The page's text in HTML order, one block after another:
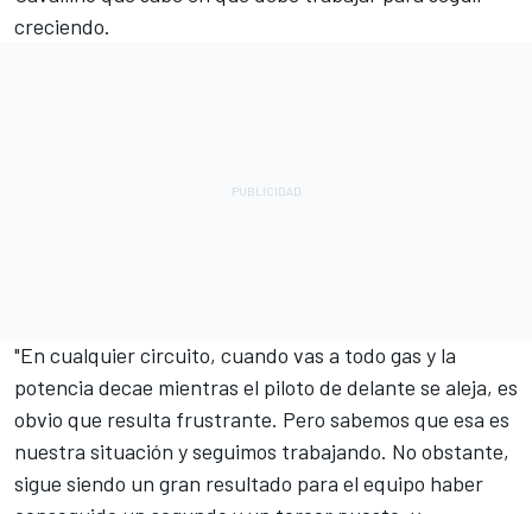
creciendo.
"En cualquier circuito, cuando vas a todo gas y la
potencia decae mientras el piloto de delante se aleja, es
obvio que resulta frustrante. Pero sabemos que esa es
nuestra situación y seguimos trabajando. No obstante,
sigue siendo un gran resultado para el equipo haber